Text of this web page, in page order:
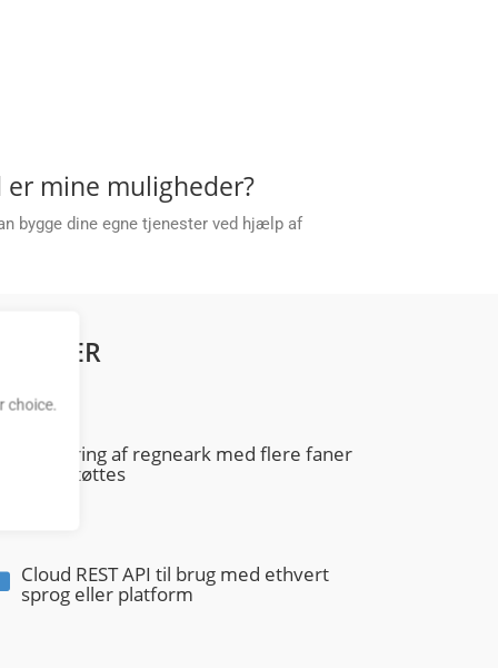
mine muligheder?
bygge dine egne tjenester ved hjælp af
Redigering af regneark med flere faner
understøttes
Cloud REST API til brug med ethvert
sprog eller platform
choice.